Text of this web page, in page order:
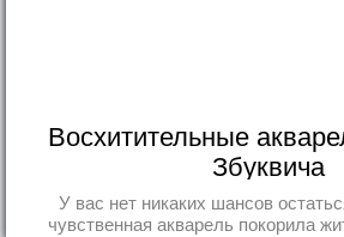
Восхитительные
Збуквича
У вас нет никаких шансов
чувственная акварель покорила